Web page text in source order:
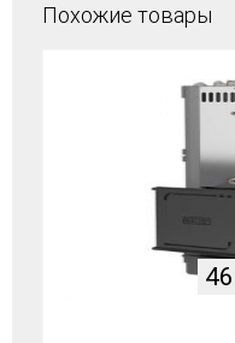
Похожие товары